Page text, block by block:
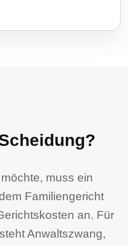
muss ein
Familiengericht
an. Für
Anwaltszwang,